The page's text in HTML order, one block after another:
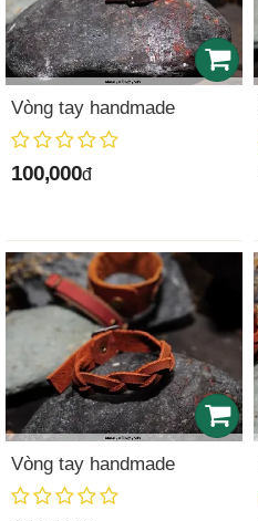
Vòng tay handmade
100,000đ
Vòng tay handmade